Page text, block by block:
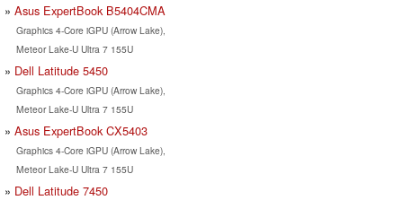
Asus ExpertBook B5404CMA
Graphics 4-Core iGPU (Arrow Lake),
Meteor Lake-U Ultra 7 155U
Dell Latitude 5450
Graphics 4-Core iGPU (Arrow Lake),
Meteor Lake-U Ultra 7 155U
Asus ExpertBook CX5403
Graphics 4-Core iGPU (Arrow Lake),
Meteor Lake-U Ultra 7 155U
Dell Latitude 7450